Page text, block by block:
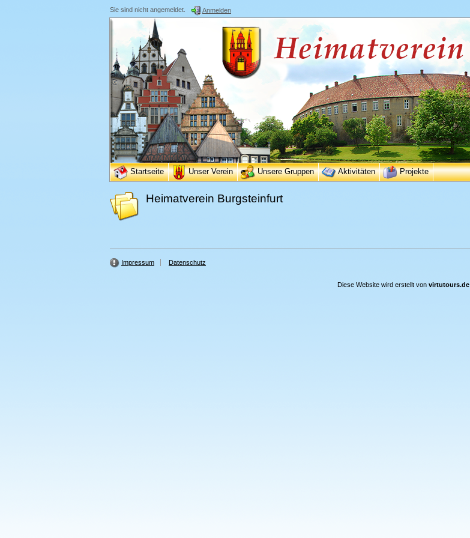
Sie sind nicht angemeldet. Anmelden
Startseite Unser Verein Unsere Gruppen Aktivitäten Projekte
Heimatverein Burgsteinfurt
Impressum Datenschutz
Diese Website wird erstellt von virtutours.de